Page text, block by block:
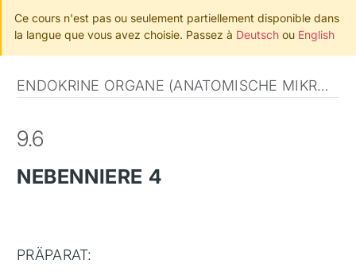
Ce cours n'est pas ou seulement partiellement disponible dans
la langue que vous avez choisie. Passez à Deutsch ou English
ENDOKRINE ORGANE (ANATOMISCHE MIKROSKOPIE)
9.6
NEBENNIERE 4
PRÄPARAT: